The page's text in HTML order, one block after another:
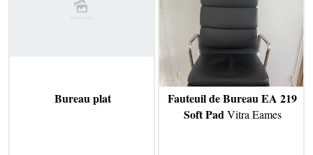
Bureau plat
Fauteuil de Bureau EA 219
Soft Pad Vitra Eames